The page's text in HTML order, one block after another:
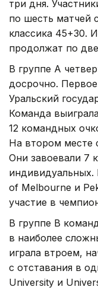
три дня.
по шесть матчей
классика 45+30.
продолжат по
В группе А
досрочно.
Уральский
Команда
12 командных
На втором месте
Они завоевали 7
of Melbourne и
участие в
В группе B
в наиболее
играла втроем,
с отставания в
University и